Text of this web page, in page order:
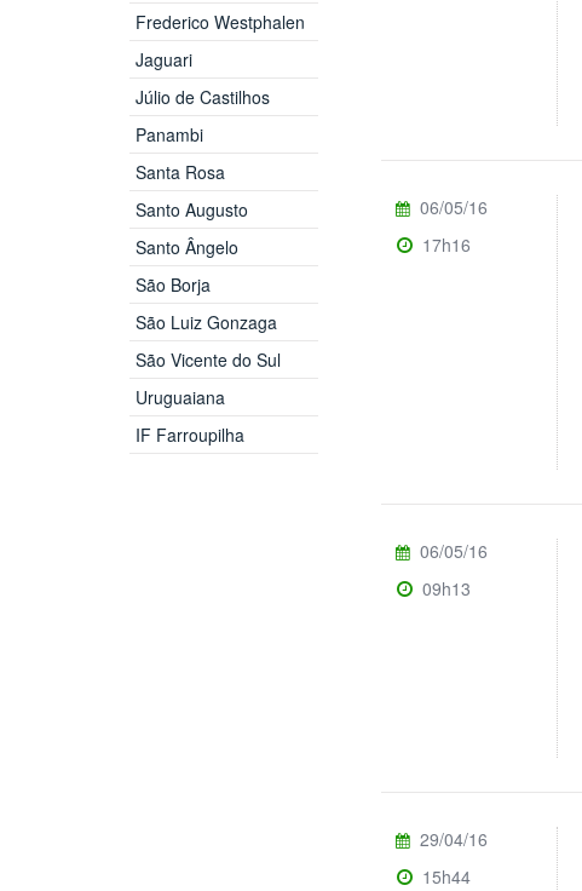
Frederico Westphalen
Jaguari
Júlio de Castilhos
Panambi
Santa Rosa
Santo Augusto
Santo Ângelo
São Borja
São Luiz Gonzaga
São Vicente do Sul
Uruguaiana
IF Farroupilha
06/05/16
17h16
06/05/16
09h13
29/04/16
15h44